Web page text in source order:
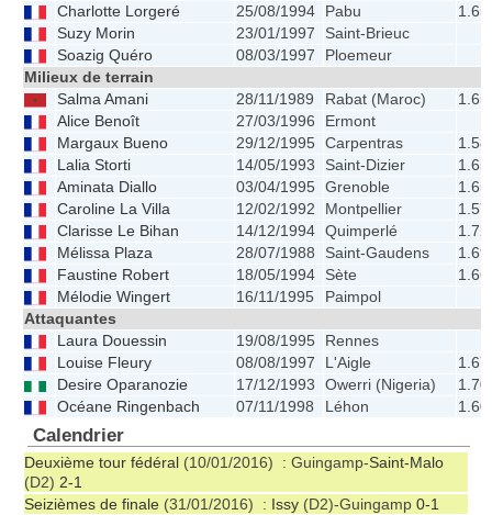
Charlotte Lorgeré
25/08/1994 Pabu
1.65
Suzy Morin
23/01/1997
Saint-Brieuc
Soazig Quéro
08/03/1997
Ploemeur
Milieux de terrain
Salma Amani
28/11/1989 Rabat (Maroc)
1.65
Alice Benoît
27/03/1996
Ermont
Margaux Bueno
29/12/1995 Carpentras
1.58
Lalia Storti
14/05/1993 Saint-Dizier
1.65
Aminata Diallo
03/04/1995 Grenoble
1.65
Caroline La Villa
12/02/1992 Montpellier
1.57
Clarisse Le Bihan
14/12/1994 Quimperlé
1.72
Mélissa Plaza
28/07/1988 Saint-Gaudens
1.69
Faustine Robert
18/05/1994 Sète
1.66
Mélodie Wingert
16/11/1995
Paimpol
Attaquantes
Laura Douessin
19/08/1995
Rennes
Louise Fleury
08/08/1997 L'Aigle
1.67
Desire Oparanozie
17/12/1993 Owerri (Nigeria)
1.70
Océane Ringenbach
07/11/1998 Léhon 1.60
Calendrier
Deuxième tour fédéral (10/01/2016) : Guingamp-Saint-Malo
(D2) 2-1
Seizièmes de finale (31/01/2016) : Issy (D2)-Guingamp 0-1